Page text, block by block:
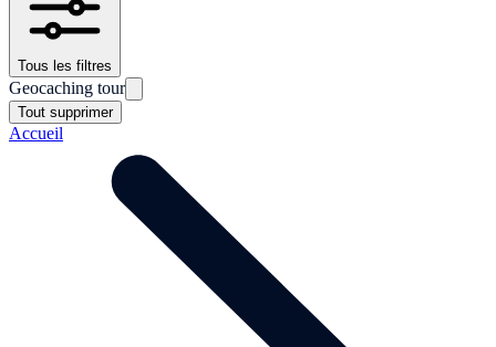
Tous les filtres
Geocaching tour
Tout supprimer
Accueil